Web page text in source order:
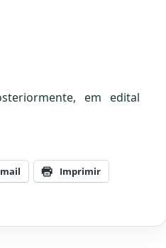
em edital
mail Imprimir